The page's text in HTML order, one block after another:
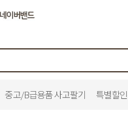
중고/B급용품 사고팔기 특별할